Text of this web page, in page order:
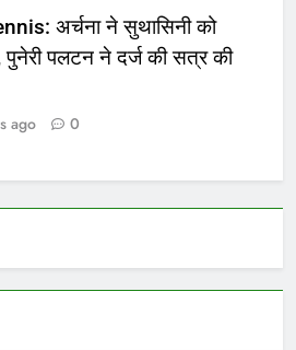
अर्चना ने सुथासिनी को
पलटन ने दर्ज की सत्र की
ago 0